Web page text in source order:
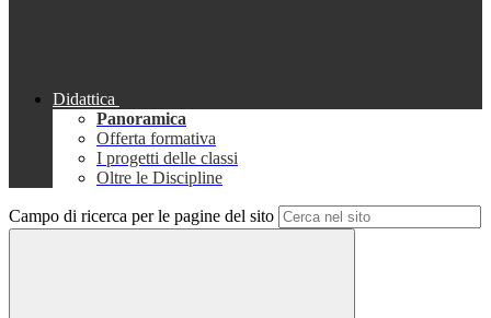
Didattica
Panoramica
Offerta formativa
I progetti delle classi
Oltre le Discipline
Campo di ricerca per le pagine del sito